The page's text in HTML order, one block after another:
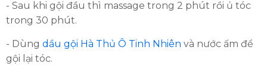
- Sau khi gội đầu thì massage trong 2 phút rồi ủ tóc
trong 30 phút.
- Dùng dầu gội Hà Thủ Ô Tinh Nhiên và nước ấm để
gội lại tóc.